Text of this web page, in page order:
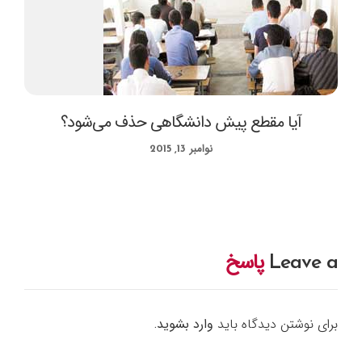
آیا مقطع پیش‌ دانشگاهی حذف می‌شود؟
نوامبر 13, 2015
Leave a پاسخ
برای نوشتن دیدگاه باید وارد بشوید.